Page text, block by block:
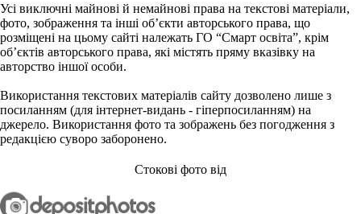
Усі виключні майнові й немайнові права на текстові матеріали,
фото, зображення та інші об’єкти авторського права, що
розміщені на цьому сайті належать ГО “Смарт освіта”, крім
об’єктів авторського права, які містять пряму вказівку на
авторство іншої особи.
Використання текстових матеріалів сайту дозволено лише з
посиланням (для інтернет-видань - гіперпосиланням) на
джерело. Використання фото та зображень без погодження з
редакцією суворо заборонено.
Стокові фото від